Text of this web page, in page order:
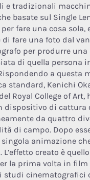
e tradizionali
basate sul Single
fare una cosa sola,
di fare una foto dal
per produrre
di quella persona
a questa
standard, Kenichi
Royal College of Art,
dispositivo di cattura
da quattro
di campo. Dopo
animazione
creato è
la prima volta in
cinematografici